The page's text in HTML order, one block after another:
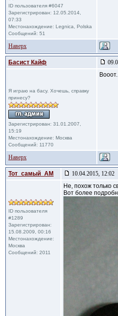
ID пользователя #6047
Зарегистрирован: 12.05.2014,
07:33
Местонахождение: Legnica, Polska
Сообщений: 51
Наверх
Басист Кайф
Я играю на басу. Хочешь, справку
принесу?
Зарегистрирован: 31.01.2007,
15:19
Местонахождение: Москва
Сообщений: 11770
Наверх
Тот_самый_АМ 10.04.2015, 12:02
ID пользователя
#1289
Зарегистрирован:
15.08.2009, 00:16
Местонахождение:
Москва
Сообщений: 2011
Не, похож только
Вот более